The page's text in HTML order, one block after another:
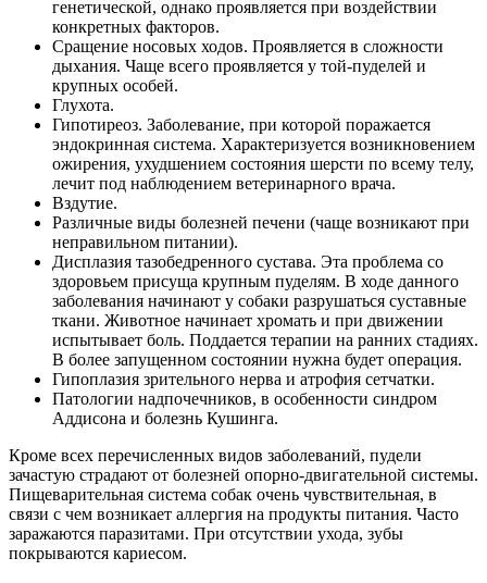
генетической, однако проявляется при воздействии
конкретных факторов.
Сращение носовых ходов. Проявляется в сложности
дыхания. Чаще всего проявляется у той-пуделей и
крупных особей.
Глухота.
Гипотиреоз. Заболевание, при которой поражается
эндокринная система. Характеризуется возникновением
ожирения, ухудшением состояния шерсти по всему телу,
лечит под наблюдением ветеринарного врача.
Вздутие.
Различные виды болезней печени (чаще возникают при
неправильном питании).
Дисплазия тазобедренного сустава. Эта проблема со
здоровьем присуща крупным пуделям. В ходе данного
заболевания начинают у собаки разрушаться суставные
ткани. Животное начинает хромать и при движении
испытывает боль. Поддается терапии на ранних стадиях.
В более запущенном состоянии нужна будет операция.
Гипоплазия зрительного нерва и атрофия сетчатки.
Патологии надпочечников, в особенности синдром
Аддисона и болезнь Кушинга.
Кроме всех перечисленных видов заболеваний, пудели
зачастую страдают от болезней опорно-двигательной системы.
Пищеварительная система собак очень чувствительная, в
связи с чем возникает аллергия на продукты питания. Часто
заражаются паразитами. При отсутствии ухода, зубы
покрываются кариесом.